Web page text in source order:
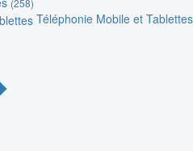
Téléphonie Mobile et Tablettes